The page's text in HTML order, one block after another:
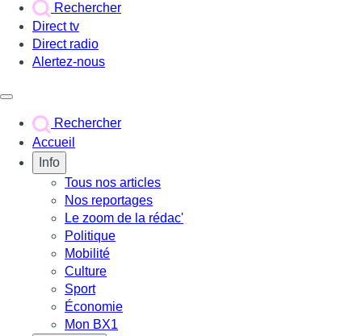
Rechercher
Direct tv
Direct radio
Alertez-nous
Rechercher
Accueil
Info
Tous nos articles
Nos reportages
Le zoom de la rédac'
Politique
Mobilité
Culture
Sport
Économie
Mon BX1